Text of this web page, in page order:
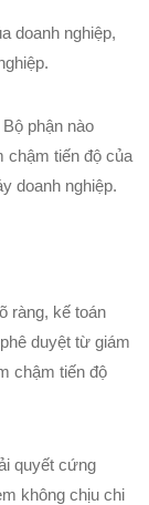
doanh nghiệp,
phận nào
chậm tiến độ của
doanh nghiệp.
ràng, kế toán
duyệt từ giám
chậm tiến độ
quyết cứng
không chịu chi